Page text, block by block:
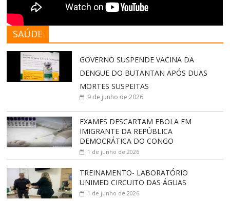
SAÚDE
GOVERNO SUSPENDE VACINA DA
DENGUE DO BUTANTAN APÓS DUAS
MORTES SUSPEITAS
9 de junho de 2026
EXAMES DESCARTAM EBOLA EM
IMIGRANTE DA REPÚBLICA
DEMOCRÁTICA DO CONGO
1 de junho de 2026
TREINAMENTO- LABORATÓRIO
UNIMED CIRCUITO DAS ÁGUAS
1 de junho de 2026